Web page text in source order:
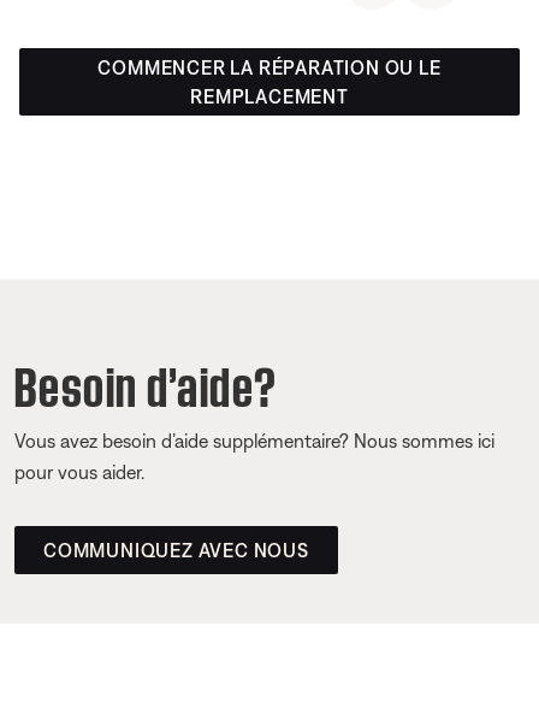
COMMENCER LA RÉPARATION OU LE
REMPLACEMENT
Besoin d’aide?
Vous avez besoin d’aide supplémentaire? Nous sommes ici
pour vous aider.
COMMUNIQUEZ AVEC NOUS